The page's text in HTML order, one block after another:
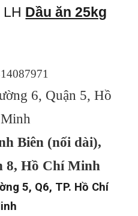
Dầu ăn 25kg
6, Quận 5, Hồ
Biên (nối dài),
8, Hồ Chí Minh
5, Q6, TP. Hồ Chí